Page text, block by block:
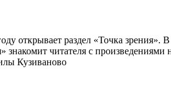
открывает раздел «Точка
знакомит читателя с
Кузиваново